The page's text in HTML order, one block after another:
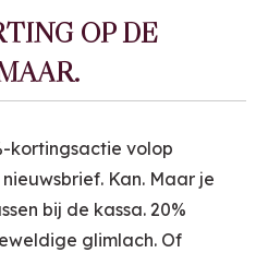
OP DE
kortingsactie volop
Kan. Maar je
bij de kassa. 20%
glimlach. Of